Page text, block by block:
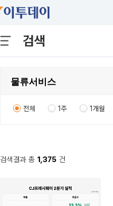
검색
전체 1주 1개월
검색결과 총 1,375 건